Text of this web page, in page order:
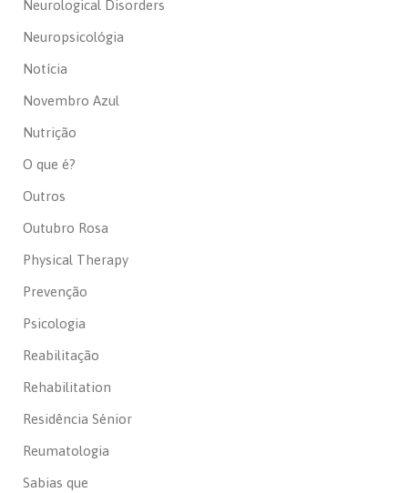
Neurological Disorders
Neuropsicológia
Notícia
Novembro Azul
Nutrição
O que é?
Outros
Outubro Rosa
Physical Therapy
Prevenção
Psicologia
Reabilitação
Rehabilitation
Residência Sénior
Reumatologia
Sabias que